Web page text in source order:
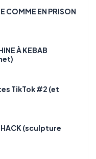
COMME EN PRISON
À KEBAB
TikTok #2 (et
HACK (sculpture